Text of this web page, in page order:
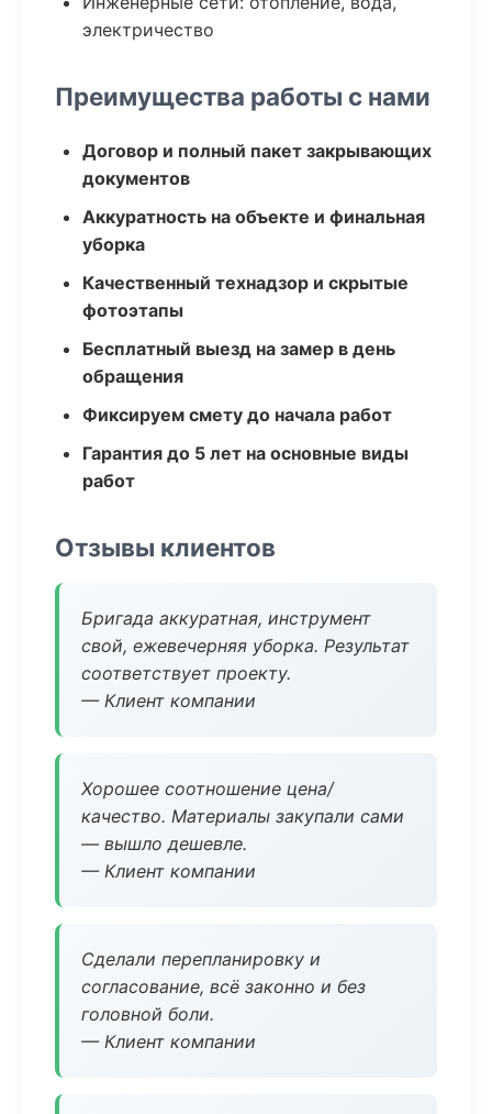
электричество
Преимущества работы с нами
Договор и полный пакет закрывающих
документов
Аккуратность на объекте и финальная
уборка
Качественный технадзор и скрытые
фотоэтапы
Бесплатный выезд на замер в день
обращения
Фиксируем смету до начала работ
Гарантия до 5 лет на основные виды
работ
Отзывы клиентов
Бригада аккуратная, инструмент
свой, ежевечерняя уборка. Результат
соответствует проекту.
— Клиент компании
Хорошее соотношение цена/
качество. Материалы закупали сами
— вышло дешевле.
— Клиент компании
Сделали перепланировку и
согласование, всё законно и без
головной боли.
— Клиент компании